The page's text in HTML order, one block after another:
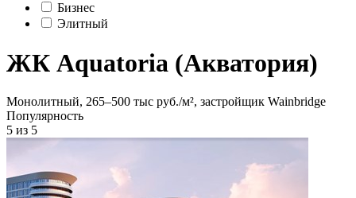
Бизнес
Элитный
ЖК Aquatoria (Акватория)
Монолитный, 265‒500 тыс руб./м², застройщик Wainbridge
Популярность
5 из 5